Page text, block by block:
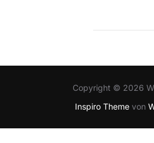
Copyright © 2026
Inspiro Theme von